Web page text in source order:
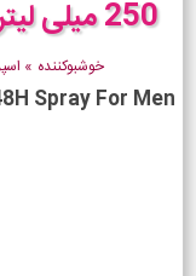
250 میلی لیتر
خوشبوکننده »
Spray For Men